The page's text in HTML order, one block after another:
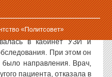
«Политсовет»
в ЦГБ № 20.
в кабинет УЗИ и
При этом он
направления. Врач,
пациента, отказала в